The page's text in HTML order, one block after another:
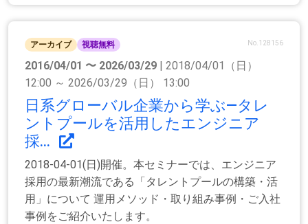
アーカイブ 視聴無料 No.128156
2016/04/01 〜 2026/03/29 | 2018/04/01（日）
12:00 ～ 2026/03/29（日） 13:00
日系グローバル企業から学ぶ―タレ
ントプールを活用したエンジニア
採...
2018-04-01(日)開催。本セミナーでは、エンジニア
採用の最新潮流である「タレントプールの構築・活
用」について 運用メソッド・取り組み事例・ご入社
事例をご紹介いたします。